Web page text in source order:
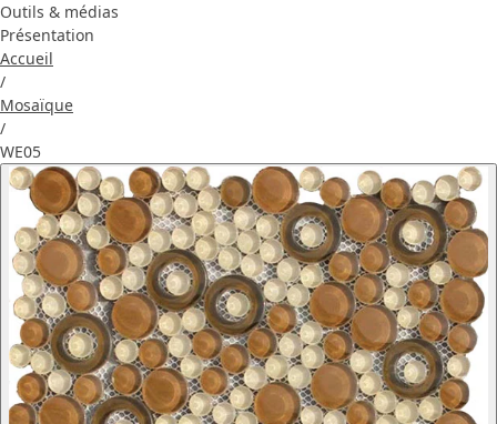
Outils & médias
Présentation
Accueil
/
Mosaïque
/
WE05